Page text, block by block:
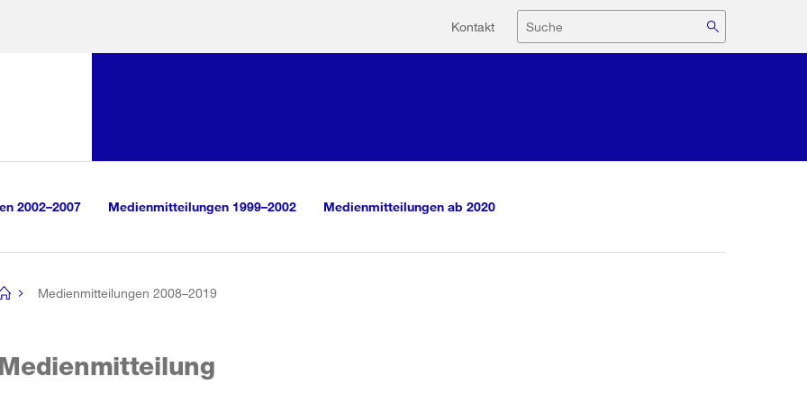
Hilfsnavigation
Kontakt Suche
2002–2007 Medienmitteilungen 1999–2002 Medienmitteilungen ab 2020
Medienmitteilungen 2008–2019